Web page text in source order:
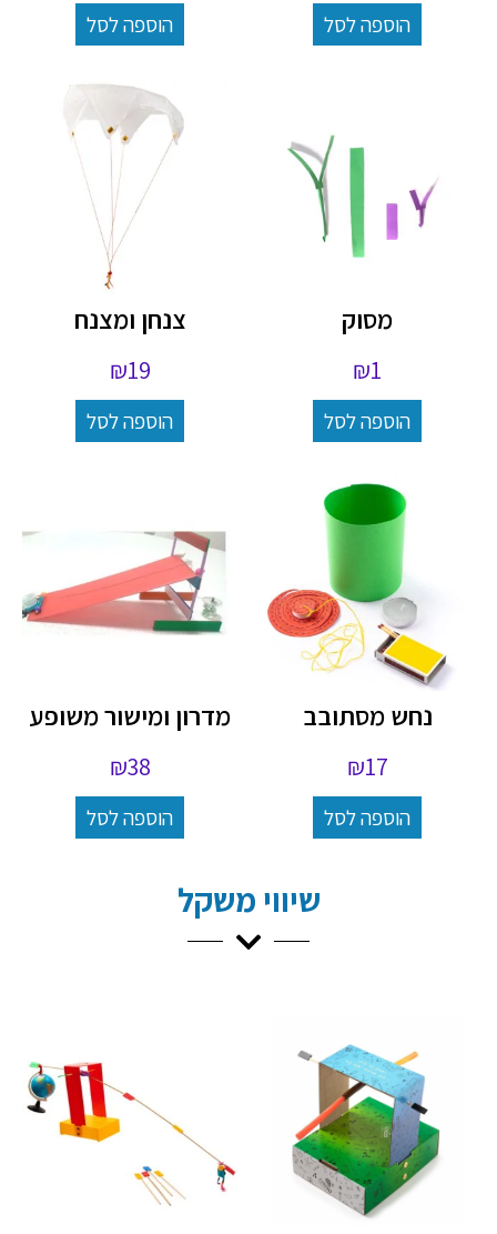
הוספה לסל הוספה לסל
מסוק
₪1
הוספה לסל
צנחן ומצנח
₪19
הוספה לסל
נחש מסתובב
₪17
הוספה לסל
מדרון ומישור משופע
₪38
הוספה לסל
שיווי משקל